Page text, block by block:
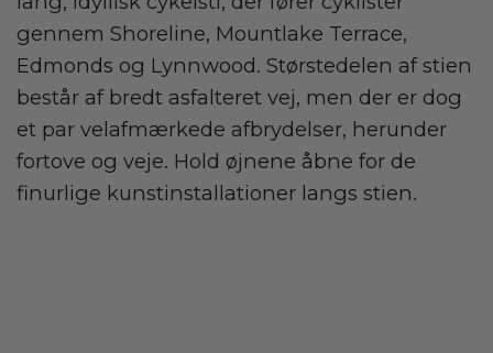
gennem Shoreline, Mountlake Terrace,
Edmonds og Lynnwood. Størstedelen af stien
består af bredt asfalteret vej, men der er dog
et par velafmærkede afbrydelser, herunder
fortove og veje. Hold øjnene åbne for de
finurlige kunstinstallationer langs stien.